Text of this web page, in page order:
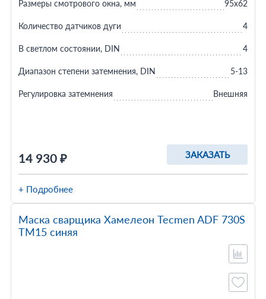
14 930 ₽ ЗАКАЗАТЬ
Размеры смотрового окна, мм 95x62
Количество датчиков дуги 4
В светлом состоянии, DIN 4
Диапазон степени затемнения, DIN 5-13
Регулировка затемнения Внешняя
+ Подробнее
Маска сварщика Хамелеон Tecmen ADF 730S
TM15 синяя